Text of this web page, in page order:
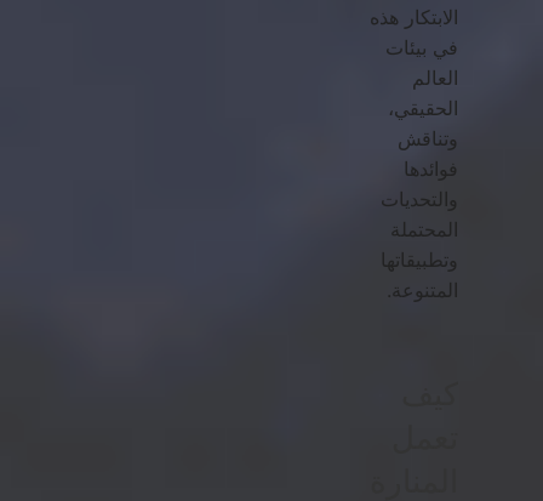
الابتكار هذه
في بيئات
العالم
الحقيقي،
وتناقش
فوائدها
والتحديات
المحتملة
وتطبيقاتها
المتنوعة.